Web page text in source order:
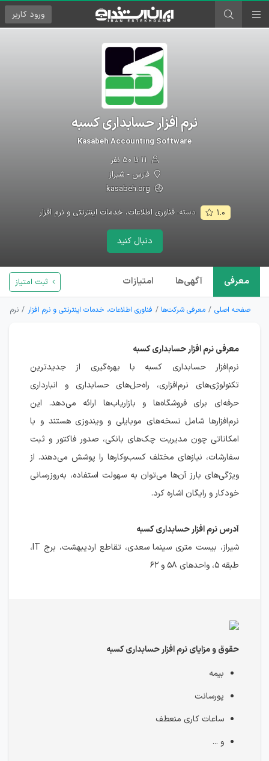
ورود کاربر
نرم افزار حسابداری کسبه
Kasabeh Accounting Software
فارس - شیراز
۱.۰ دسته:فناوری اطلاعات، خدمات اینترنتی و نرم افزار
دنبال کنید
معرفی آگهی‌ها امتیازات ثبت امتیاز
صفحه اصلی معرفی شرکت‌ها فناوری اطلاعات، خدمات اینترنتی و نرم افزار نرم
معرفی نرم افزار حسابداری کسبه
نرم‌افزار حسابداری کسبه با بهره‌گیری از جدیدترین
تکنولوژی‌های نرم‌افزاری، راه‌حل‌های حسابداری و انبارداری
حرفه‌ای برای فروشگاه‌ها و بازاریاب‌ها ارائه می‌دهد. این
نرم‌افزارها شامل نسخه‌های موبایلی و ویندوزی هستند و با
امکاناتی چون مدیریت چک‌های بانکی، صدور فاکتور و ثبت
سفارشات، نیازهای مختلف کسب‌وکارها را پوشش می‌دهند. از
ویژگی‌های بارز آن‌ها می‌توان به سهولت استفاده، به‌روزرسانی
خودکار و رایگان اشاره کرد.
آدرس نرم افزار حسابداری کسبه
شیراز، بیست متری سینما سعدی، تقاطع اردیبهشت، برج IT،
طبقه ۵، واحدهای ۵۸ و ۶۲
حقوق و مزایای نرم افزار حسابداری کسبه
بیمه
پورسانت
ساعات کاری منعطف
و ...